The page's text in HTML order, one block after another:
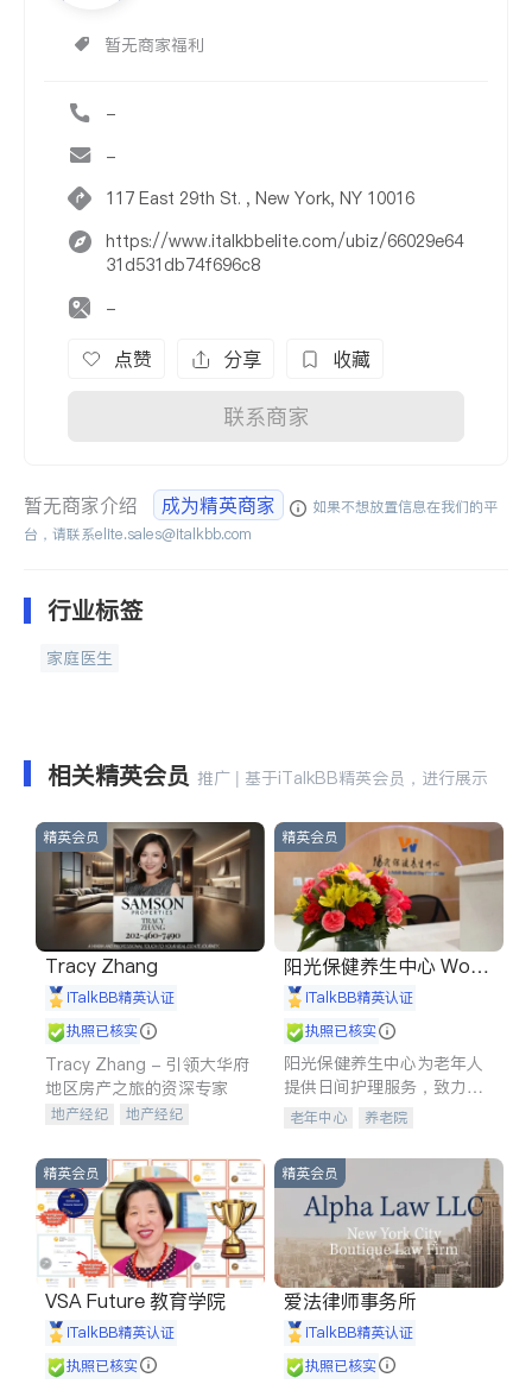
暂无商家福利
-
-
117 East 29th St. , New York, NY 10016
https://www.italkbbelite.com/ubiz/66029e64
31d531db74f696c8
-
点赞 分享 收藏
联系商家
暂无商家介绍 成为精英商家
如果不想放置信息在我们的平
台，请联系elite.sales@italkbb.com
行业标签
家庭医生
相关精英会员 推广 | 基于iTalkBB精英会员，进行展示
精英会员
Tracy Zhang
iTalkBB精英认证
执照已核实
Tracy Zhang - 引领大华府
地区房产之旅的资深专家
地产经纪
地产经纪
商铺租售
开发商建商
精英会员
阳光保健养生中心 World
shine
iTalkBB精英认证
执照已核实
阳光保健养生中心为老年人
提供日间护理服务，致力于
通过持续的护理创新来有效
老年中心 养老院
精英会员
VSA Future 教育学院
iTalkBB精英认证
执照已核实
精英会员
爱法律师事务所
iTalkBB精英认证
执照已核实